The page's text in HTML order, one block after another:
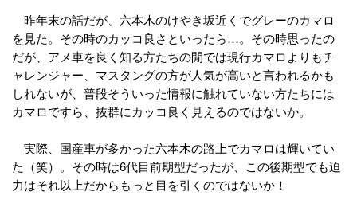
昨年末の話だが、六本木のけやき坂近くでグレーのカマロ
を見た。その時のカッコ良さといったら…。その時思ったの
だが、アメ車を良く知る方たちの閒では現行カマロよりもチ
ャレンジャー、マスタングの方が人気が高いと言われるかも
しれないが、普段そういった情報に触れていない方たちには
カマロですら、抜群にカッコ良く見えるのではないか。
実際、国産車が多かった六本木の路上でカマロは輝いてい
た（笑）。その時は6代目前期型だったが、この後期型でも迫
力はそれ以上だからもっと目を引くのではないか！